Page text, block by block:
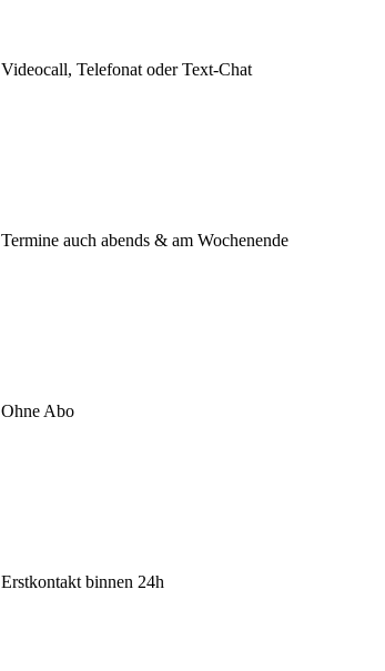
Videocall, Telefonat oder Text-Chat
Termine auch abends & am Wochenende
Ohne Abo
Erstkontakt binnen 24h